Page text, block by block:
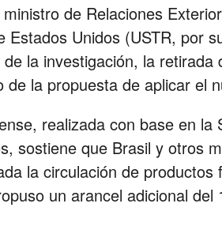
de Relaciones
Estados Unidos (USTR, por
la investigación, la
la propuesta de aplicar el
realizada con base en la
sostiene que Brasil y otros
la circulación de
un arancel adicional